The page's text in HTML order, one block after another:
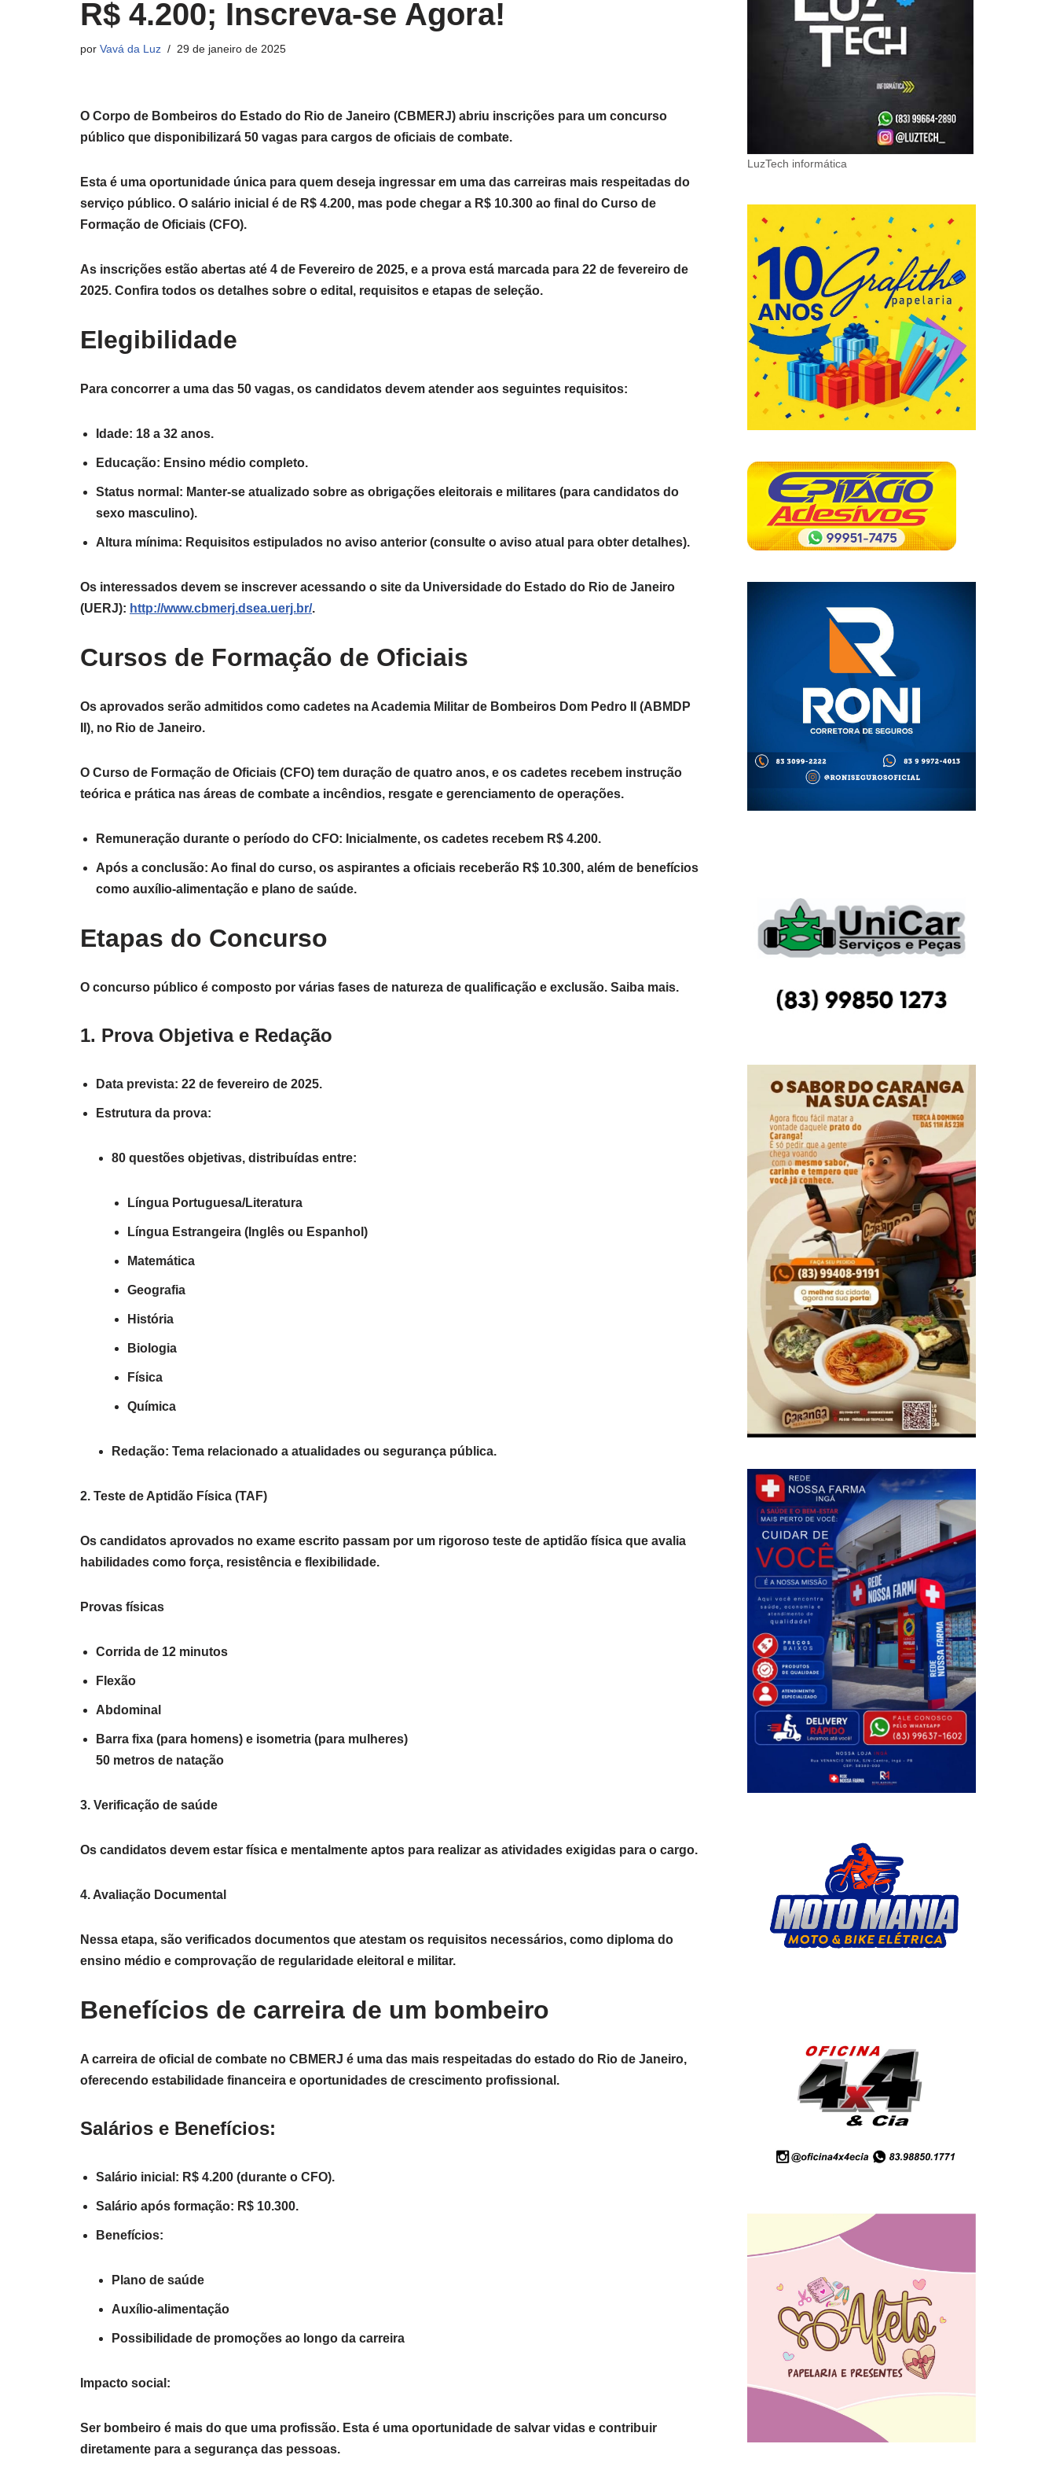
R$ 4.200; Inscreva-se Agora!
por Vavá da Luz 29 de janeiro de 2025
O Corpo de Bombeiros do Estado do Rio de Janeiro (CBMERJ) abriu inscrições para um concurso
público que disponibilizará 50 vagas para cargos de oficiais de combate.
Esta é uma oportunidade única para quem deseja ingressar em uma das carreiras mais respeitadas do
serviço público. O salário inicial é de R$ 4.200, mas pode chegar a R$ 10.300 ao final do Curso de
Formação de Oficiais (CFO).
As inscrições estão abertas até 4 de Fevereiro de 2025, e a prova está marcada para 22 de fevereiro de
2025. Confira todos os detalhes sobre o edital, requisitos e etapas de seleção.
Elegibilidade
Para concorrer a uma das 50 vagas, os candidatos devem atender aos seguintes requisitos:
Idade: 18 a 32 anos.
Educação: Ensino médio completo.
Status normal: Manter-se atualizado sobre as obrigações eleitorais e militares (para candidatos do
sexo masculino).
Altura mínima: Requisitos estipulados no aviso anterior (consulte o aviso atual para obter detalhes).
Os interessados devem se inscrever acessando o site da Universidade do Estado do Rio de Janeiro
(UERJ): http://www.cbmerj.dsea.uerj.br/.
Cursos de Formação de Oficiais
Os aprovados serão admitidos como cadetes na Academia Militar de Bombeiros Dom Pedro II (ABMDP
II), no Rio de Janeiro.
O Curso de Formação de Oficiais (CFO) tem duração de quatro anos, e os cadetes recebem instrução
teórica e prática nas áreas de combate a incêndios, resgate e gerenciamento de operações.
Remuneração durante o período do CFO: Inicialmente, os cadetes recebem R$ 4.200.
Após a conclusão: Ao final do curso, os aspirantes a oficiais receberão R$ 10.300, além de benefícios
como auxílio-alimentação e plano de saúde.
Etapas do Concurso
O concurso público é composto por várias fases de natureza de qualificação e exclusão. Saiba mais.
1. Prova Objetiva e Redação
Data prevista: 22 de fevereiro de 2025.
Estrutura da prova:
80 questões objetivas, distribuídas entre:
Língua Portuguesa/Literatura
Língua Estrangeira (Inglês ou Espanhol)
Matemática
Geografia
História
Biologia
Física
Química
Redação: Tema relacionado a atualidades ou segurança pública.
2. Teste de Aptidão Física (TAF)
Os candidatos aprovados no exame escrito passam por um rigoroso teste de aptidão física que avalia
habilidades como força, resistência e flexibilidade.
Provas físicas
Corrida de 12 minutos
Flexão
Abdominal
Barra fixa (para homens) e isometria (para mulheres)
50 metros de natação
3. Verificação de saúde
Os candidatos devem estar física e mentalmente aptos para realizar as atividades exigidas para o cargo.
4. Avaliação Documental
Nessa etapa, são verificados documentos que atestam os requisitos necessários, como diploma do
ensino médio e comprovação de regularidade eleitoral e militar.
Benefícios de carreira de um bombeiro
A carreira de oficial de combate no CBMERJ é uma das mais respeitadas do estado do Rio de Janeiro,
oferecendo estabilidade financeira e oportunidades de crescimento profissional.
Salários e Benefícios:
Salário inicial: R$ 4.200 (durante o CFO).
Salário após formação: R$ 10.300.
Benefícios:
Plano de saúde
Auxílio-alimentação
Possibilidade de promoções ao longo da carreira
Impacto social:
Ser bombeiro é mais do que uma profissão. Esta é uma oportunidade de salvar vidas e contribuir
diretamente para a segurança das pessoas.
LuzTech informática